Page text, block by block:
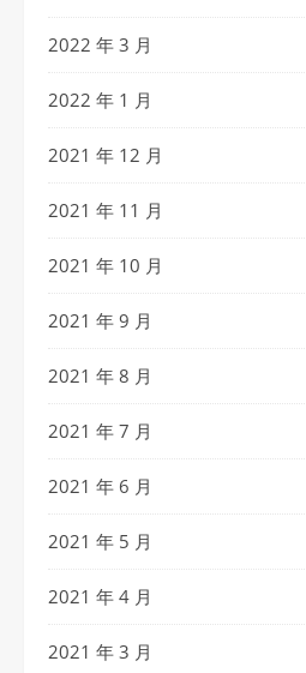
2022 年 3 月
2022 年 1 月
2021 年 12 月
2021 年 11 月
2021 年 10 月
2021 年 9 月
2021 年 8 月
2021 年 7 月
2021 年 6 月
2021 年 5 月
2021 年 4 月
2021 年 3 月